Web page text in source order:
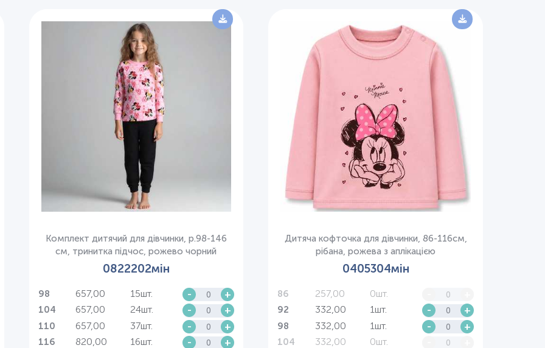
Комплект дитячий для дівчинки, р.98-146
см, тринитка підчос, рожево чорний
0822202мін
98 657,00 15шт. - +
104 657,00 24шт. - +
110 657,00 37шт. - +
116 820,00 16шт. - +
Дитяча кофточка для дівчинки, 86-116см,
рібана, рожева з аплікацією
0405304мін
86 257,00 0шт.
92 332,00 1шт. - +
98 332,00 1шт. - +
104 332,00 0шт.